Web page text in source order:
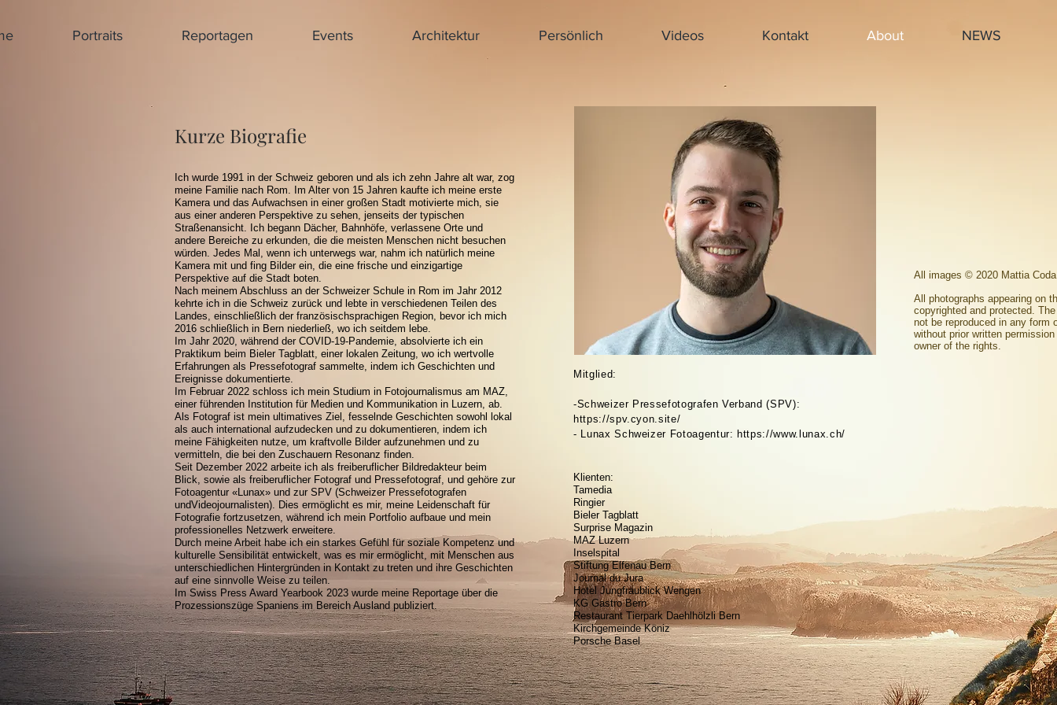
Portraits Reportagen Events Architektur Persönlich Videos Kontakt About NEWS
Kurze Biografie
Ich wurde 1991 in der Schweiz geboren und als ich zehn Jahre alt war, zog
meine Familie nach Rom. Im Alter von 15 Jahren kaufte ich meine erste
Kamera und das Aufwachsen in einer großen Stadt motivierte mich, sie
aus einer anderen Perspektive zu sehen, jenseits der typischen
Straßenansicht. Ich begann Dächer, Bahnhöfe, verlassene Orte und
andere Bereiche zu erkunden, die die meisten Menschen nicht besuchen
würden. Jedes Mal, wenn ich unterwegs war, nahm ich natürlich meine
Kamera mit und fing Bilder ein, die eine frische und einzigartige
Perspektive auf die Stadt boten.
Nach meinem Abschluss an der Schweizer Schule in Rom im Jahr 2012
kehrte ich in die Schweiz zurück und lebte in verschiedenen Teilen des
Landes, einschließlich der französischsprachigen Region, bevor ich mich
2016 schließlich in Bern niederließ, wo ich seitdem lebe.
Im Jahr 2020, während der COVID-19-Pandemie, absolvierte ich ein
Praktikum beim Bieler Tagblatt, einer lokalen Zeitung, wo ich wertvolle
Erfahrungen als Pressefotograf sammelte, indem ich Geschichten und
Ereignisse dokumentierte.
Im Februar 2022 schloss ich mein Studium in Fotojournalismus am MAZ,
einer führenden Institution für Medien und Kommunikation in Luzern, ab.
Als Fotograf ist mein ultimatives Ziel, fesselnde Geschichten sowohl lokal
als auch international aufzudecken und zu dokumentieren, indem ich
meine Fähigkeiten nutze, um kraftvolle Bilder aufzunehmen und zu
vermitteln, die bei den Zuschauern Resonanz finden.
Seit Dezember 2022 arbeite ich als freiberuflicher Bildredakteur beim
Blick, sowie als freiberuflicher Fotograf und Pressefotograf, und gehöre zur
Fotoagentur «Lunax» und zur SPV (Schweizer Pressefotografen
undVideojournalisten). Dies ermöglicht es mir, meine Leidenschaft für
Fotografie fortzusetzen, während ich mein Portfolio aufbaue und mein
professionelles Netzwerk erweitere.
Durch meine Arbeit habe ich ein starkes Gefühl für soziale Kompetenz und
kulturelle Sensibilität entwickelt, was es mir ermöglicht, mit Menschen aus
unterschiedlichen Hintergründen in Kontakt zu treten und ihre Geschichten
auf eine sinnvolle Weise zu teilen.
Im Swiss Press Award Yearbook 2023 wurde meine Reportage über die
Prozessionszüge Spaniens im Bereich Ausland publiziert.
All images © 2020 Mattia Coda
All photographs appearing on
copyrighted and protected.
not be reproduced in any form
without prior written
owner of the rights.
Mitglied:
-Schweizer Pressefotografen Verband (SPV):
https://spv.cyon.site/
- Lunax Schweizer Fotoagentur: https://www.lunax.ch/
Klienten:
​Tamedia
Ringier
Biel er Tagblatt
Surprise Magazin
MAZ Luzern
Inselspital
Stiftung Elfenau Bern
Journal du Jura
Hotel Jungfraublick Wengen
KG Gastro Bern
Restaurant Tierpark Daehlhölzli Bern
Kirchgemeinde Köniz
Porsche Basel